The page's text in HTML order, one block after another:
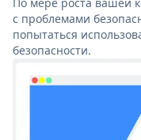
По мере роста вашей
с проблемами
попытаться
безопасности.